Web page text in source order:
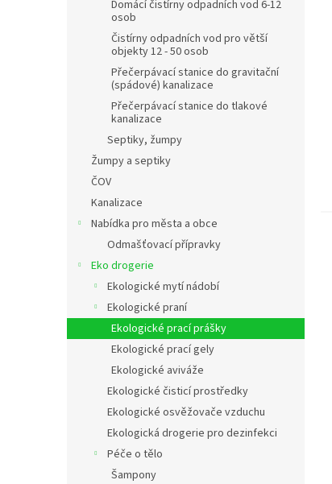
Domácí čistírny odpadních vod 6-12
osob
Čistírny odpadních vod pro větší
objekty 12 - 50 osob
Přečerpávací stanice do gravitační
(spádové) kanalizace
Přečerpávací stanice do tlakové
kanalizace
Septiky, žumpy
Žumpy a septiky
ČOV
Kanalizace
Nabídka pro města a obce
Odmašťovací přípravky
Eko drogerie
Ekologické mytí nádobí
Ekologické praní
Ekologické prací prášky
Ekologické prací gely
Ekologické aviváže
Ekologické čisticí prostředky
Ekologické osvěžovače vzduchu
Ekologická drogerie pro dezinfekci
Péče o tělo
Šampony